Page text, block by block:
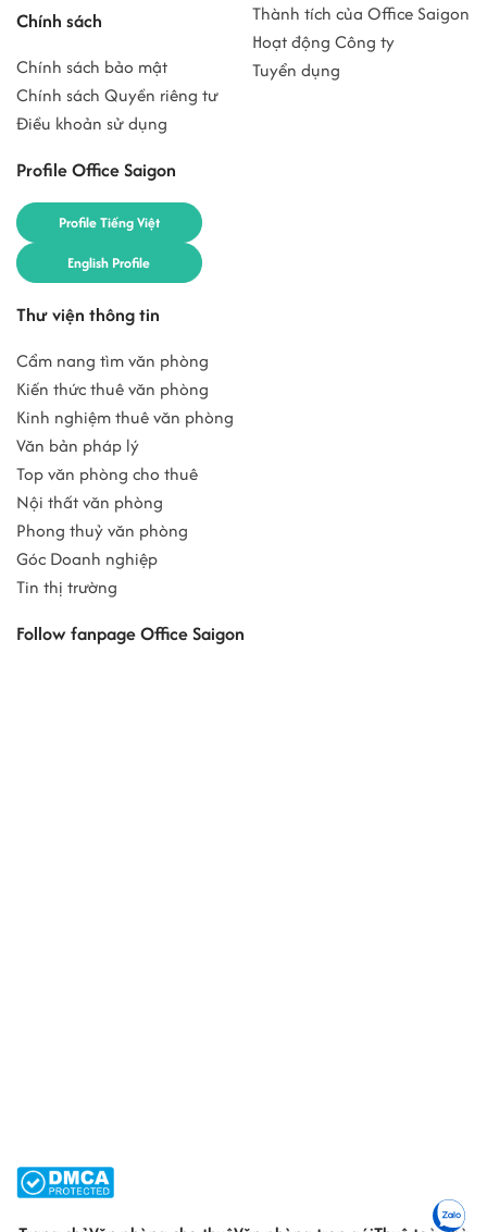
Chính sách
Chính sách bảo mật
Chính sách Quyền riêng tư
Điều khoản sử dụng
Profile Office Saigon
Profile Tiếng Việt
English Profile
Thành tích của Office Saigon
Hoạt động Công ty
Tuyển dụng
Thư viện thông tin
Cẩm nang tìm văn phòng
Kiến thức thuê văn phòng
Kinh nghiệm thuê văn phòng
Văn bản pháp lý
Top văn phòng cho thuê
Nội thất văn phòng
Phong thuỷ văn phòng
Góc Doanh nghiệp
Tin thị trường
Follow fanpage Office Saigon